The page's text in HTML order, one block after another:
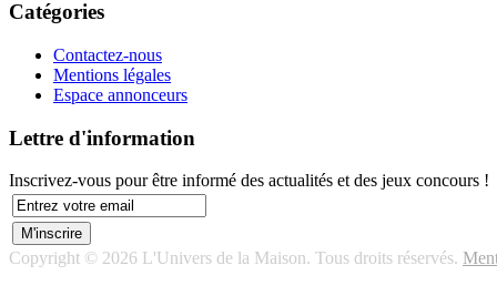
Catégories
Contactez-nous
Mentions légales
Espace annonceurs
Lettre d'information
Inscrivez-vous pour être informé des actualités et des jeux concours !
Copyright © 2026 L'Univers de la Maison. Tous droits réservés.